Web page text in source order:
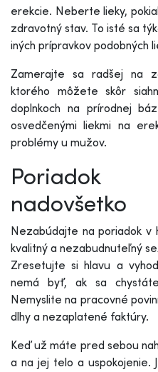
erekcie. Neberte lieky,
zdravotný stav. To isté sa
iných prípravkov podobných
Zamerajte sa radšej na
ktorého môžete skôr
doplnkoch na prírodnej
osvedčenými liekmi na
problémy u mužov.
nadovšetko
Nezabúdajte na poriadok v
kvalitný a nezabudnuteľný
Zresetujte si hlavu a
nemá byť, ak sa
Nemyslite na pracovné
dlhy a nezaplatené faktúry.
Keď už máte pred sebou
a na jej telo a uspokojenie.